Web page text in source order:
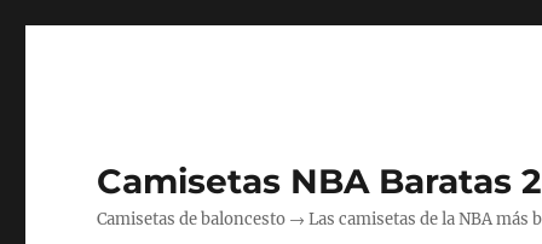
Camisetas NBA Baratas
Camisetas de baloncesto → Las camisetas de la NBA más